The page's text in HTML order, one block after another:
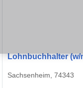
Lohnbuchhalter (w/
Sachsenheim, 74343